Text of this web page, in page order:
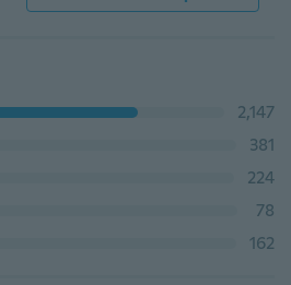
2,147
381
224
78
162